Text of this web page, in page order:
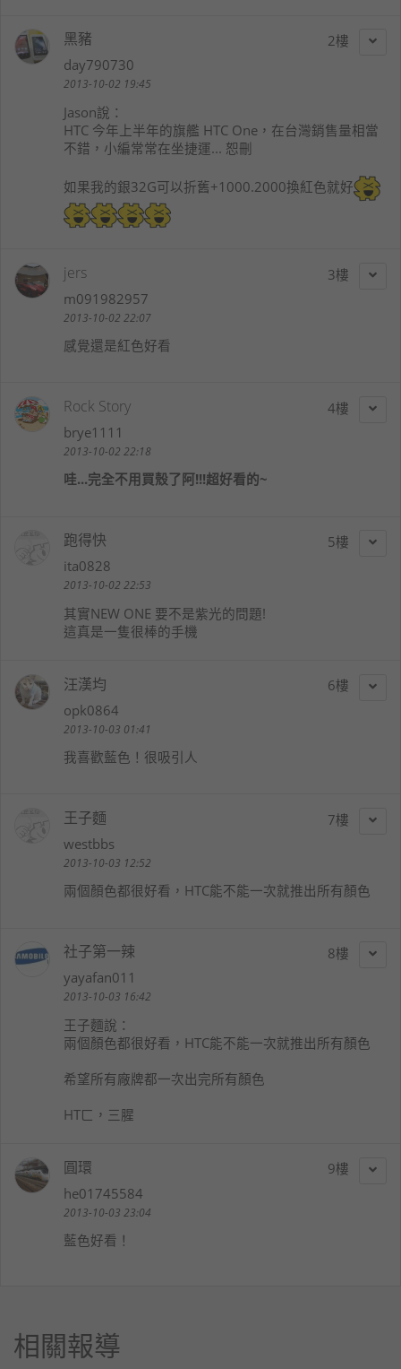
2
黑豬
day790730
2013-10-02 19:45
Jason說：
HTC 今年上半年的旗艦 HTC One，在台灣銷售量相當
不錯，小編常常在坐捷運... 恕刪
如果我的銀32G可以折舊+1000.2000換紅色就好
3
jers
m091982957
2013-10-02 22:07
感覺還是紅色好看
4
Rock Story
brye1111
2013-10-02 22:18
哇...完全不用買殼了阿!!!超好看的~
5
跑得快
ita0828
2013-10-02 22:53
其實NEW ONE 要不是紫光的問題!
這真是一隻很棒的手機
6
汪漢均
opk0864
2013-10-03 01:41
我喜歡藍色！很吸引人
7
王子麵
westbbs
2013-10-03 12:52
兩個顏色都很好看，HTC能不能一次就推出所有顏色
8
社子第一辣
yayafan011
2013-10-03 16:42
王子麵說：
兩個顏色都很好看，HTC能不能一次就推出所有顏色
希望所有廠牌都一次出完所有顏色
HTㄈ，三腥
9
圓環
he01745584
2013-10-03 23:04
藍色好看！
相關報導